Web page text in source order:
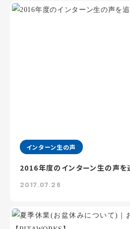
インターン生の声
2016年度のインターン生の声を
2017.07.26